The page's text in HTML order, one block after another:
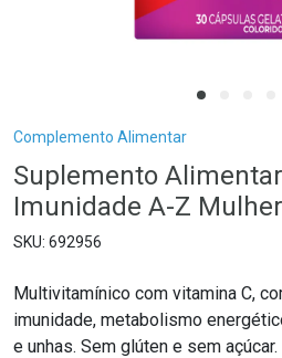
Breadcrumb
Complemento Alimentar
Suplemento
Imunidade A-Z
692956
Multivitamínico com vitamina C,
imunidade, metabolismo
e unhas. Sem glúten e sem açúcar.